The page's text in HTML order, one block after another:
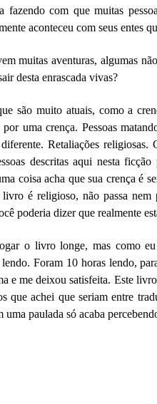
fazendo com que muitas
aconteceu com seus entes
muitas aventuras, algumas
desta enrascada vivas?
são muito atuais, como a
uma crença. Pessoas
Retaliações
descritas aqui nesta
coisa acha que sua crença é
é religioso, não passa
poderia dizer que realmente
o livro longe, mas como
Foram 10 horas lendo,
e me deixou satisfeita. Este
que achei que seriam entre
uma paulada só acaba